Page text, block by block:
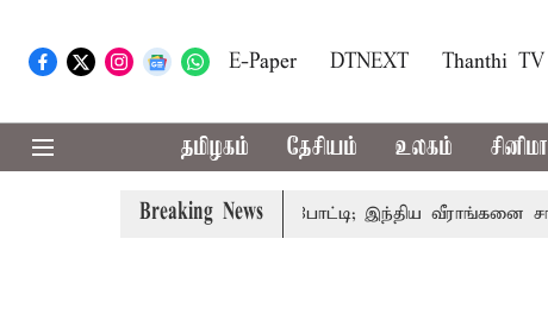
E-Paper DTNEXT Thanthi TV
தமிழகம் தேசியம் உலகம் சினிமா
Breaking News
கொரிய பேட்மிண்டன் இறுதி போட்டி; இந்திய வீராங்கனை